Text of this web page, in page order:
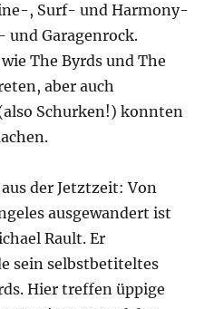
, Surf- und Harmony-
und Garagenrock.
The Byrds und The
aber auch
Schurken!) konnten
der Jetztzeit: Von
ausgewandert ist
Rault. Er
sein selbstbetiteltes
Hier treffen üppige